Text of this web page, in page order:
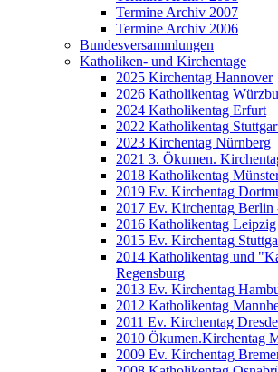
Termine Archiv 2007
Termine Archiv 2006
Bundesversammlungen
Katholiken- und Kirchentage
2025 Kirchentag Hannover
2026 Katholikentag
2024 Katholikentag Erfurt
2022 Katholikentag
2023 Kirchentag Nürnberg
2021 3. Ökumen.
2018 Katholikentag
2019 Ev. Kirchentag
2017 Ev. Kirchentag Berlin
2016 Katholikentag Leipzig
2015 Ev. Kirchentag
2014 Katholikentag und
Regensburg
2013 Ev. Kirchentag
2012 Katholikentag
2011 Ev. Kirchentag
2010 Ökumen.Kirchentag
2009 Ev. Kirchentag